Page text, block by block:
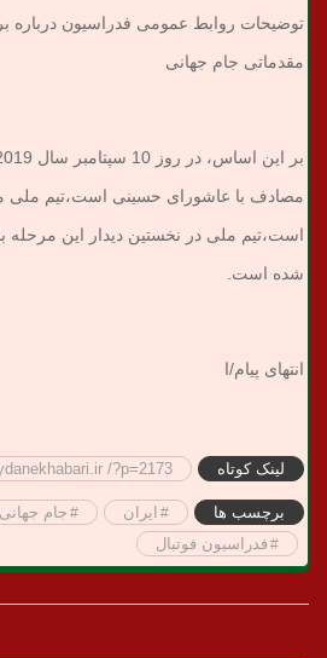
توضیحات روابط عمومی فدراسیون درباره
مقدماتی جام جهانی
مصادف با عاشورای حسینی است،تیم ملی
است،تیم ملی در نخستین دیدار این مرحله
شده است.
انتهای پیام/ا
لینک کوتاه /?p=2173
برچسب ها ایران
جام جهانی۲۰۲۲
فدراسیون فوتبال